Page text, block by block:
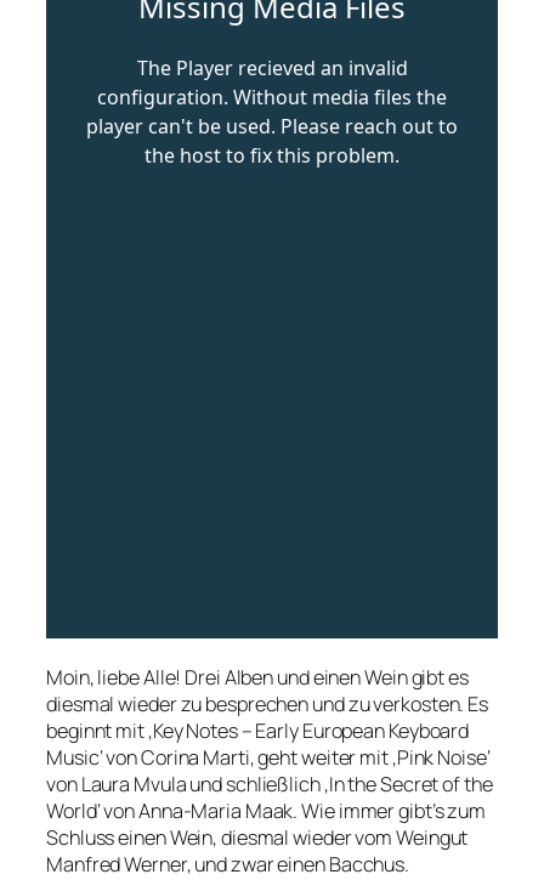
Moin, liebe Alle! Drei Alben und einen Wein gibt es
diesmal wieder zu besprechen und zu verkosten. Es
beginnt mit ‚Key Notes – Early European Keyboard
Music‘ von Corina Marti, geht weiter mit ‚Pink Noise‘
von Laura Mvula und schließlich ‚In the Secret of the
World‘ von Anna-Maria Maak. Wie immer gibt’s zum
Schluss einen Wein, diesmal wieder vom Weingut
Manfred Werner, und zwar einen Bacchus.